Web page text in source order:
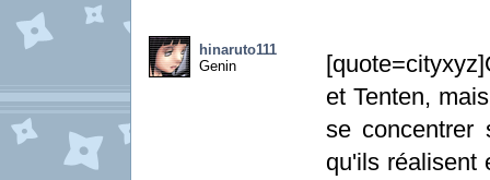
hinaruto111
Genin
et Tenten,
se concentrer
qu'ils réalisent